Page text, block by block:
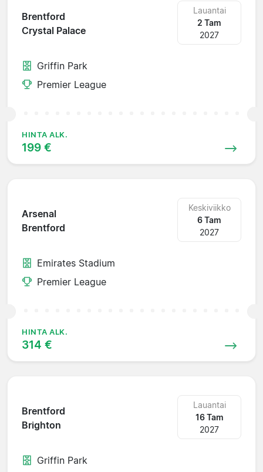
Brentford
Crystal Palace
Lauantai
2 Tam
2027
Griffin Park
Premier League
HINTA ALK.
199 €
Arsenal
Brentford
Keskiviikko
6 Tam
2027
Emirates Stadium
Premier League
HINTA ALK.
314 €
Brentford
Brighton
Lauantai
16 Tam
2027
Griffin Park